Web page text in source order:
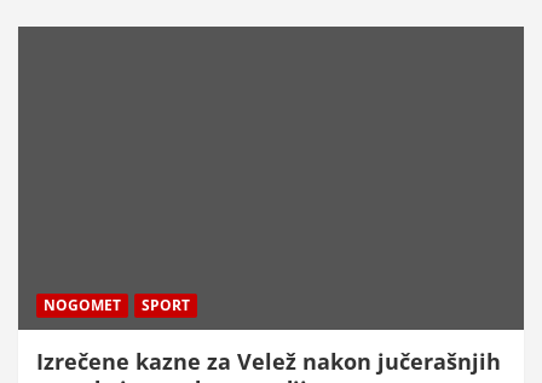
NOGOMET SPORT
Izrečene kazne za Velež nakon jučerašnjih